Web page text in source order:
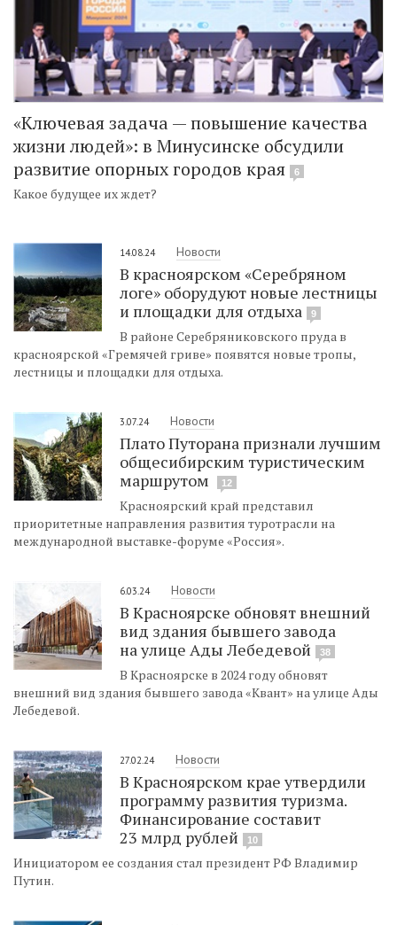
«Ключевая задача — повышение качества
жизни людей»: в Минусинске обсудили
развитие опорных городов края
6
Какое будущее их ждет?
14.08.24 Новости
В красноярском «Серебряном
логе» оборудуют новые лестницы
и площадки для отдыха
9
В районе Серебряниковского пруда в
красноярской «Гремячей гриве» появятся новые тропы,
лестницы и площадки для отдыха.
3.07.24 Новости
Плато Путорана признали лучшим
общесибирским туристическим
маршрутом
12
Красноярский край представил
приоритетные направления развития туротрасли на
международной выставке-форуме «Россия».
6.03.24 Новости
В Красноярске обновят внешний
вид здания бывшего завода
на улице Ады Лебедевой
38
В Красноярске в 2024 году обновят
внешний вид здания бывшего завода «Квант» на улице Ады
Лебедевой.
27.02.24 Новости
В Красноярском крае утвердили
программу развития туризма.
Финансирование составит
23 млрд рублей
10
Инициатором ее создания стал президент РФ Владимир
Путин.